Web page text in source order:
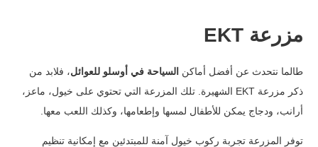
مزرعة EKT
طالما نتحدث عن أفضل أماكن السياحة في أوسلو للعوائل، فلابد من
ذكر مزرعة EKT الشهيرة. تلك المزرعة التي تحتوي على خيول، ماعز،
أرانب، ودجاج يمكن للأطفال لمسها وإطعامها، وكذلك اللعب معها.
توفر المزرعة تجربة ركوب خيول آمنة للمبتدئين مع إمكانية تنظيم